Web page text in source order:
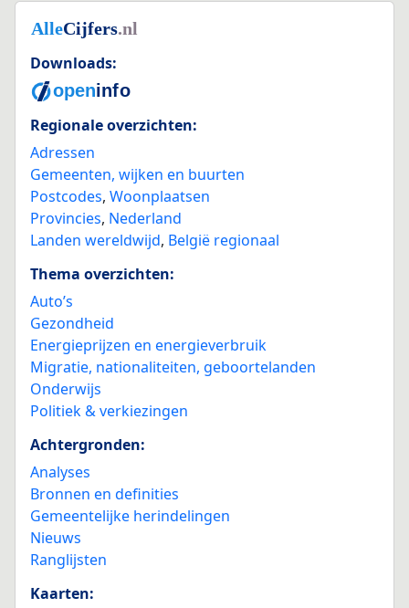
Downloads:
Regionale overzichten:
Adressen
Gemeenten, wijken en buurten
Postcodes, Woonplaatsen
Provincies, Nederland
Landen wereldwijd, België regionaal
Thema overzichten:
Auto’s
Gezondheid
Energieprijzen en energieverbruik
Migratie, nationaliteiten, geboortelanden
Onderwijs
Politiek & verkiezingen
Achtergronden:
Analyses
Bronnen en definities
Gemeentelijke herindelingen
Nieuws
Ranglijsten
Kaarten: